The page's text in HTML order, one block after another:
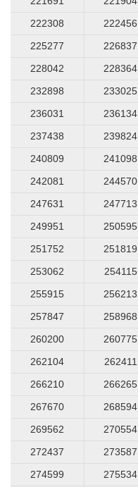
222308
222456
225277
226837
228042
228364
232898
233025
236031
236134
237438
239824
240809
241098
242081
244570
247631
247713
249951
250595
251752
251819
253062
254115
255915
256213
257847
258968
260200
260775
262104
262411
266210
266265
267670
268594
269562
270554
272437
273587
274599
275534